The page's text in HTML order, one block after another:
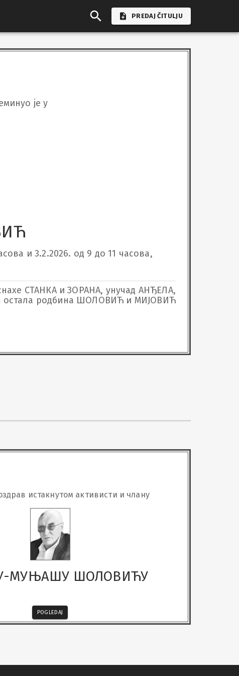
PREDAJ ČITULJU
је у
и 3.2.2026. од 9 до 11 часова,
СТАНКА и ЗОРАНА, унучад АНЂЕЛА,
остала родбина ШОЛОВИЋ и МИЈОВИЋ
истакнутом активисти и члану
МУЊАШУ ШОЛОВИЋУ
POGLEDAJ